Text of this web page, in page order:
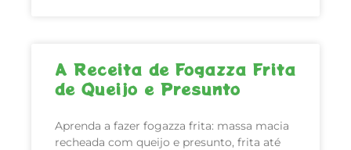
A Receita de Fogazza Frita
de Queijo e Presunto
Aprenda a fazer fogazza frita: massa macia
recheada com queijo e presunto, frita até